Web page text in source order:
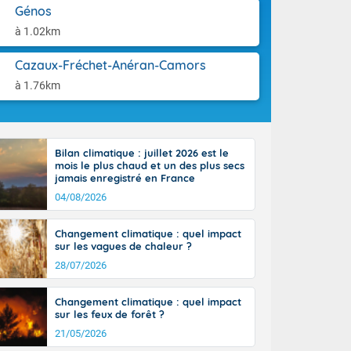
Génos
à 1.02km
Cazaux-Fréchet-Anéran-Camors
à 1.76km
8 à 13
26 sur le
le sud-
Bilan climatique : juillet 2026 est le
mois le plus chaud et un des plus secs
jamais enregistré en France
04/08/2026
Changement climatique : quel impact
sur les vagues de chaleur ?
28/07/2026
Changement climatique : quel impact
sur les feux de forêt ?
21/05/2026